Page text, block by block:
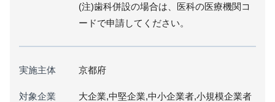
(注)歯科併設の場合は、医科の医療機関コ
ードで申請してください。
実施主体 京都府
対象企業 大企業,中堅企業,中小企業者,小規模企業者